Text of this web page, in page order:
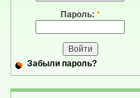
Пароль: *
Забыли пароль?